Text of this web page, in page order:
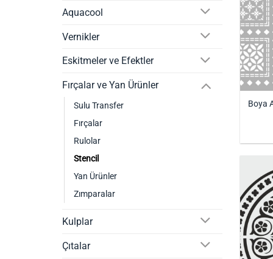
Aquacool
Vernikler
Eskitmeler ve Efektler
Fırçalar ve Yan Ürünler
Sulu Transfer
Fırçalar
Rulolar
Stencil
Yan Ürünler
Zımparalar
Kulplar
Çıtalar
Boya